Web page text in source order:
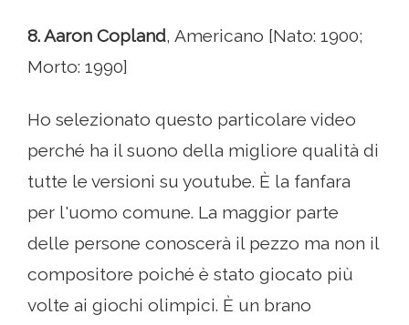
8. Aaron Copland, Americano [Nato: 1900;
Morto: 1990]
Ho selezionato questo particolare video
perché ha il suono della migliore qualità di
tutte le versioni su youtube. È la fanfara
per l'uomo comune. La maggior parte
delle persone conoscerà il pezzo ma non il
compositore poiché è stato giocato più
volte ai giochi olimpici. È un brano